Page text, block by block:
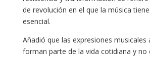
de revolución en el que la música
esencial.
Añadió que las expresiones musicales
forman parte de la vida cotidiana y no